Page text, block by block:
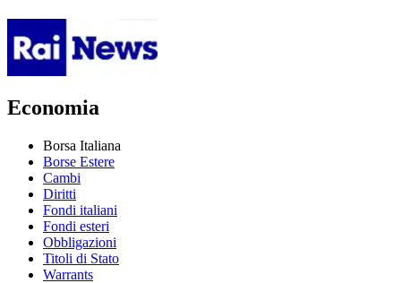
Economia
Borsa Italiana
Borse Estere
Cambi
Diritti
Fondi italiani
Fondi esteri
Obbligazioni
Titoli di Stato
Warrants